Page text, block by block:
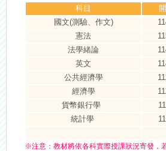
科目
國文(測驗、作文)
憲法
法學緒論
英文
公共經濟學
經濟學
貨幣銀行學
統計學
※注意： 教材將依各科實際授課狀況寄發，